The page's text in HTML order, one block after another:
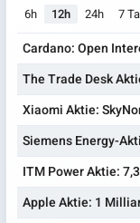
6h 12h 24h 7
Cardano: Open
The Trade Desk
Xiaomi Aktie:
Siemens Energy-
ITM Power Aktie:
Apple Aktie: 1